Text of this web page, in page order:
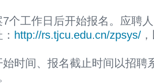
个工作日后开始报名。应聘
http://rs.tjcu.edu.cn/zpsys/
时间、报名截止时间以招聘